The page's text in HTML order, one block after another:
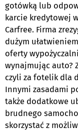
gotówką lub
karcie kredytowej
Carfree. Firma
dużym
oferty
wynajmując auto?
czyli za fotelik dla
Innymi zasadami
także dodatkowe
brudnego
skorzystać z